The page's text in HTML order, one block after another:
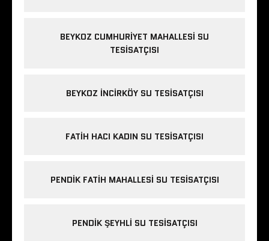
BEYKOZ CUMHURIYET MAHALLESI SU
TESISATÇISI
BEYKOZ INCIRKÖY SU TESISATÇISI
FATIH HACI KADIN SU TESISATÇISI
PENDIK FATIH MAHALLESI SU TESISATÇISI
PENDIK ŞEYHLI SU TESISATÇISI